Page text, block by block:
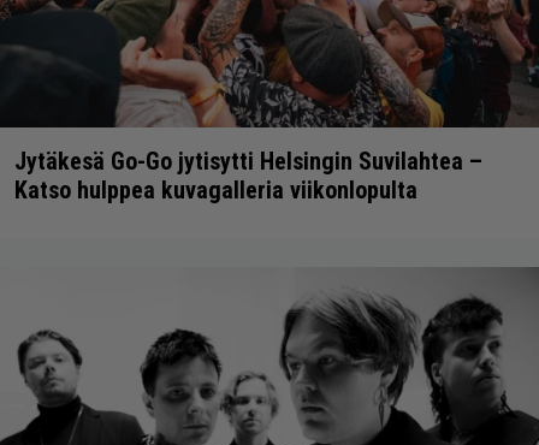
Jytäkesä Go-Go jytisytti Helsingin Suvilahtea –
Katso hulppea kuvagalleria viikonlopulta